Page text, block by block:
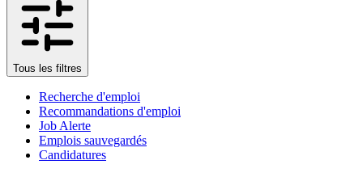
Tous les filtres
Recherche d'emploi
Recommandations d'emploi
Job Alerte
Emplois sauvegardés
Candidatures